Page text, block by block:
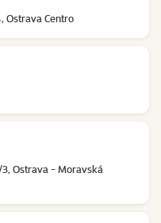
Ostrava Centro
Ostrava - Moravská